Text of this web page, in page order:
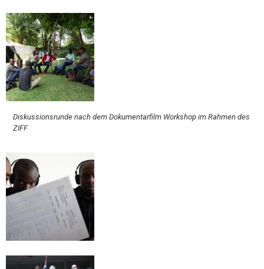
Diskussionsrunde nach dem Dokumentarfilm Workshop im Rahmen des
ZIFF